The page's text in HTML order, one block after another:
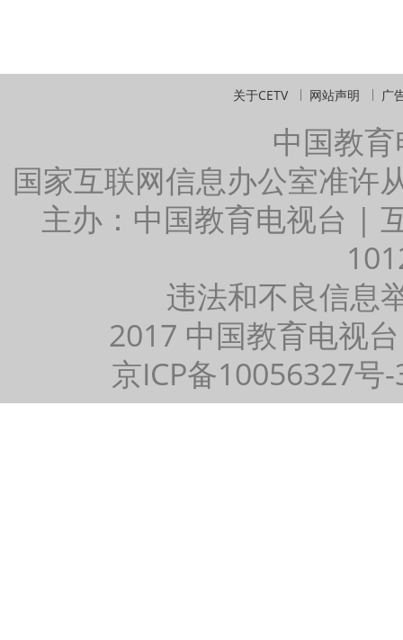
关于CETV 网站声明 广
中国教
国家互联网信息办公室准许
主办：中国教育电视台 |
违法和不良信息
2017 中国教育电视
京ICP备10056327号